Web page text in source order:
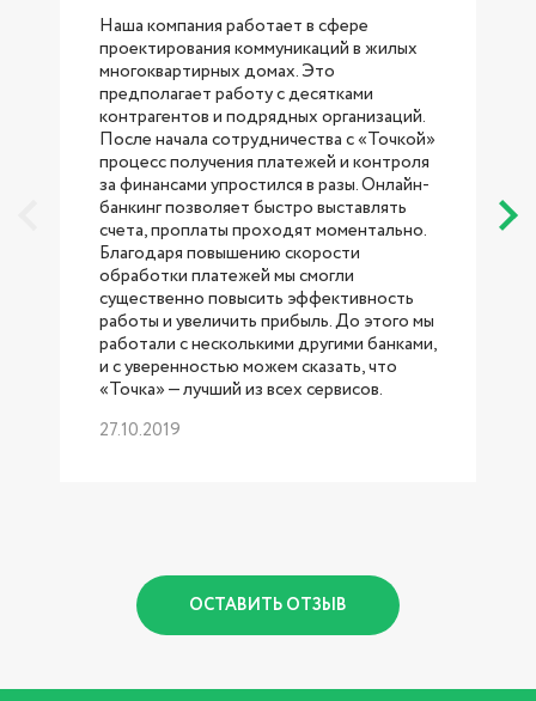
Наша компания работает в сфере
проектирования коммуникаций в жилых
многоквартирных домах. Это
предполагает работу с десятками
контрагентов и подрядных организаций.
После начала сотрудничества с «Точкой»
процесс получения платежей и контроля
за финансами упростился в разы. Онлайн-
банкинг позволяет быстро выставлять
счета, проплаты проходят моментально.
Благодаря повышению скорости
обработки платежей мы смогли
существенно повысить эффективность
работы и увеличить прибыль. До этого мы
работали с несколькими другими банками,
и с уверенностью можем сказать, что
«Точка» — лучший из всех сервисов.
27.10.2019
ОСТАВИТЬ ОТЗЫВ